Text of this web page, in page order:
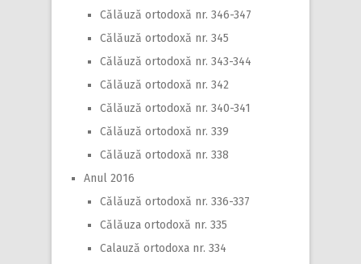
Călăuză ortodoxă nr. 346-347
Călăuză ortodoxă nr. 345
Călăuză ortodoxă nr. 343-344
Călăuză ortodoxă nr. 342
Călăuză ortodoxă nr. 340-341
Călăuză ortodoxă nr. 339
Călăuză ortodoxă nr. 338
Anul 2016
Călăuză ortodoxă nr. 336-337
Călăuza ortodoxă nr. 335
Calauză ortodoxa nr. 334